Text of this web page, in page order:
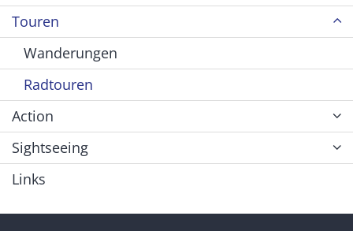
Touren
Wanderungen
Radtouren
Action
Sightseeing
Links